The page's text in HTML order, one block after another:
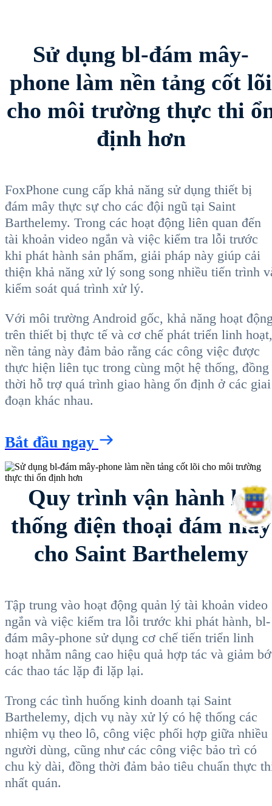
Sử dụng bl-đám mây-
phone làm nền tảng cốt lõi
cho môi trường thực thi
định hơn
FoxPhone cung cấp khả năng sử dụng thiết bị
đám mây thực sự cho các đội ngũ tại Saint
Barthelemy. Trong các hoạt động liên quan đến
tài khoản video ngắn và việc kiểm tra lỗi trước
khi phát hành sản phẩm, giải pháp này giúp cải
thiện khả năng xử lý song song nhiều tiến trình
kiểm soát quá trình xử lý.
Với môi trường Android gốc, khả năng hoạt
trên thiết bị thực tế và cơ chế phát triển linh hoạt,
nền tảng này đảm bảo rằng các công việc được
thực hiện liên tục trong cùng một hệ thống, đồng
thời hỗ trợ quá trình giao hàng ổn định ở các giai
đoạn khác nhau.
Bắt đầu ngay
Quy trình vận hành hệ
thống điện thoại đám mây
cho Saint Barthelemy
Tập trung vào hoạt động quản lý tài khoản video
ngắn và việc kiểm tra lỗi trước khi phát hành, bl-
đám mây-phone sử dụng cơ chế tiến triển linh
hoạt nhằm nâng cao hiệu quả hợp tác và giảm
các thao tác lặp đi lặp lại.
Trong các tình huống kinh doanh tại Saint
Barthelemy, dịch vụ này xử lý có hệ thống các
nhiệm vụ theo lô, công việc phối hợp giữa nhiều
người dùng, cũng như các công việc bảo trì có
chu kỳ dài, đồng thời đảm bảo tiêu chuẩn thực
nhất quán.